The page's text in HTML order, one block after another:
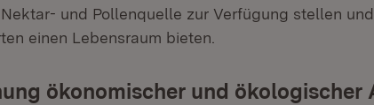
und Pollenquelle zur Verfügung stellen
einen Lebensraum bieten.
ökonomischer und ökologischer